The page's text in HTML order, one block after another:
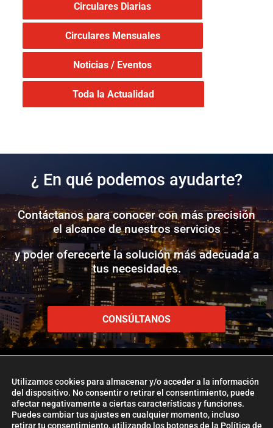
Circulares Diarias
Circulares Mensuales
Noticias / Eventos
Toda la Actualidad
¿ En qué podemos ayudarte?
Contáctanos para conocer con más precisión
el alcance de nuestros servicios
y poder oferecerte la solución más adecuada a
tus necesidades.
CONSÚLTANOS
www.etlglobaladd.com
Utilizamos cookies para almacenar y/o acceder a la información
del dispositivo. No consentir o retirar el consentimiento, puede
afectar negativamente a ciertas características y funciones.
Puedes cambiar tus ajustes en cualquier momento, incluso
retirar tu consentimiento, utilizando los botones de la Política de